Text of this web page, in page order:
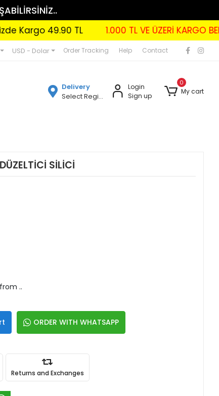
49.90 TL 1.000 TL VE ÜZERİ KARGO BEDAVA
USD - Dolar Order Tracking Help Contact
Delivery
Select Region
Login
Sign up
0
My cart
SİLİCİ
..
ORDER WITH WHATSAPP
Returns and Exchanges